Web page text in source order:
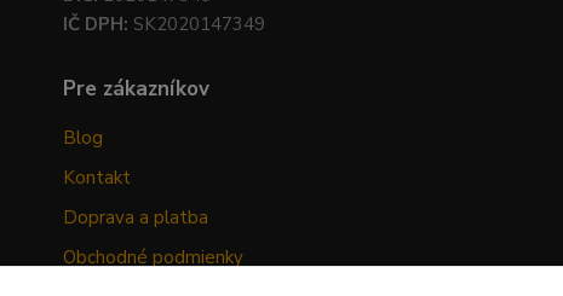
IČ DPH: SK2020147349
Pre zákazníkov
Blog
Kontakt
Doprava a platba
Obchodné podmienky